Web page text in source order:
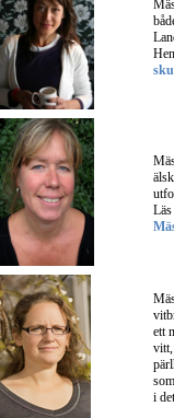
ett
vitt,
i